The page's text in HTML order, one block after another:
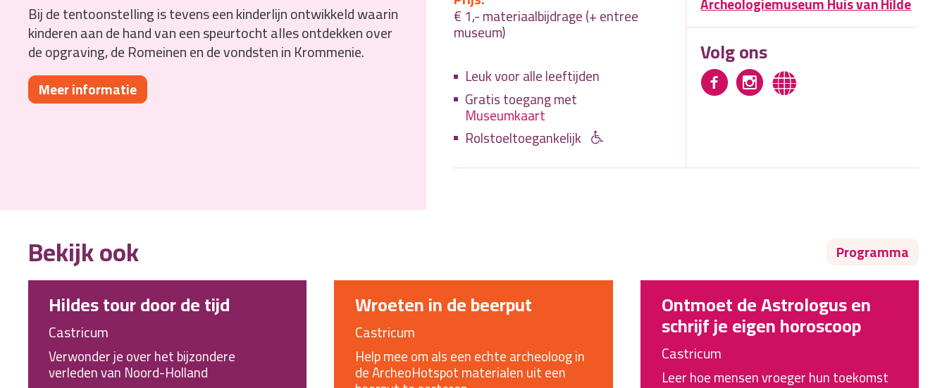
Bij de tentoonstelling is tevens een kinderlijn ontwikkeld waarin
kinderen aan de hand van een speurtocht alles ontdekken over
de opgraving, de Romeinen en de vondsten in Krommenie.
Meer informatie
€ 1,- materiaalbijdrage (+ entree
museum)
Leuk voor alle leeftijden
Gratis toegang met
Museumkaart
Rolstoeltoegankelijk
Volg ons
Bekijk ook Programma
Hildes tour door de tijd
Castricum
Verwonder je over het bijzondere
verleden van Noord-Holland
Wroeten in de beerput
Castricum
Help mee om als een echte archeoloog in
de ArcheoHotspot materialen uit een
Ontmoet de Astrologus en
schrijf je eigen horoscoop
Castricum
Leer hoe mensen vroeger hun toekomst